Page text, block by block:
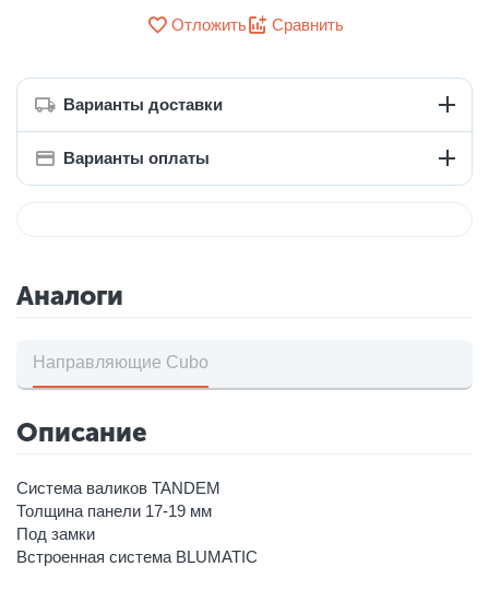
Отложить Сравнить
Варианты доставки
Варианты оплаты
Аналоги
Направляющие Cubo
Описание
Система валиков TANDEM
Толщина панели 17-19 мм
Под замки
Встроенная система BLUMATIC